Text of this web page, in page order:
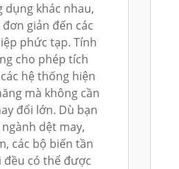
khác nhau,
giản đến các
phức tạp. Tính
cho phép tích
hệ thống hiện
mà không cần
đổi lớn. Dù bạn
dệt may,
các bộ biến tần
đều có thể được